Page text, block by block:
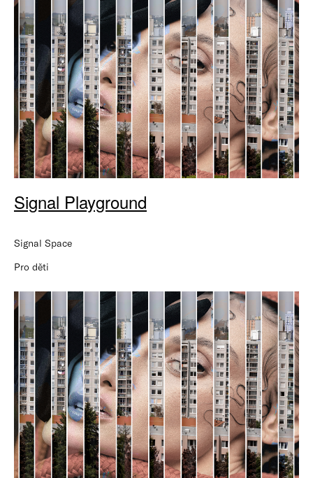
Signal Playground
Signal Space
Pro děti